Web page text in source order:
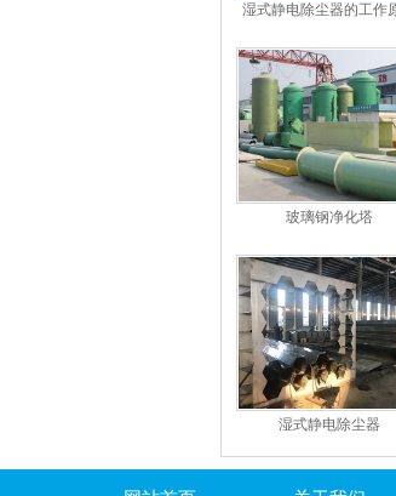
湿式静电除尘器的工作
玻璃钢净化塔
湿式静电除尘器